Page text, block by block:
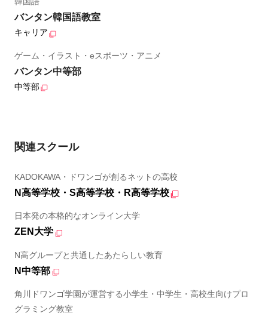
バンタン韓国語教室
キャリア
ゲーム・イラスト・eスポーツ・アニメ
バンタン中等部
中等部
関連スクール
KADOKAWA・ドワンゴが創るネットの高校
N高等学校・S高等学校・R高等学校
日本発の本格的なオンライン大学
ZEN大学
N高グループと共通したあたらしい教育
N中等部
角川ドワンゴ学園が運営する小学生・中学生・高校生向けプロ
グラミング教室